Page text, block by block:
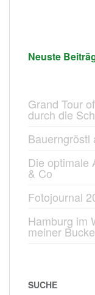
Neuste
Grand Tour
durch die
Bauerngröstl
Die optimale
& Co
Fotojournal
Hamburg im
meiner
SUCHE